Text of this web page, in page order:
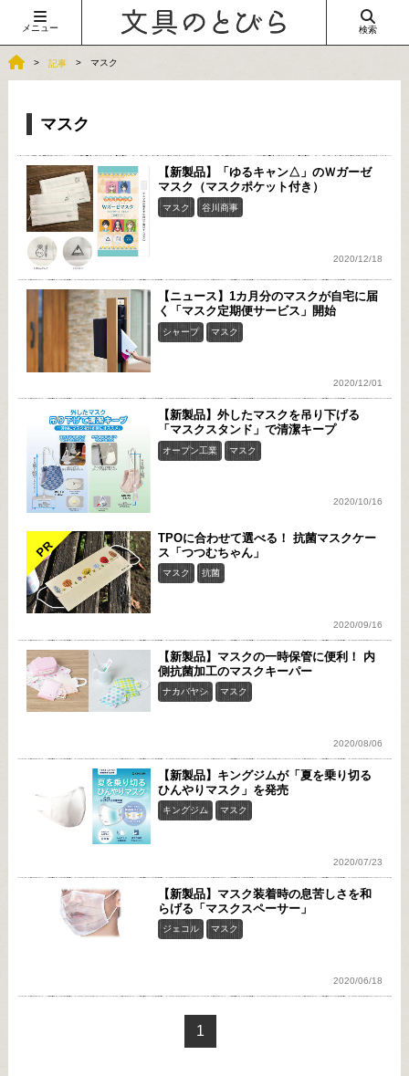
メニュー 検索
記事 マスク
マスク
【新製品】「ゆるキャン△」のＷガーゼ
マスク（マスクポケット付き）
マスク 谷川商事
2020/12/18
【ニュース】1カ月分のマスクが自宅に届
く「マスク定期便サービス」開始
シャープ マスク
2020/12/01
【新製品】外したマスクを吊り下げる
「マスクスタンド」で清潔キープ
オープン工業 マスク
2020/10/16
PR
TPOに合わせて選べる！ 抗菌マスクケー
ス「つつむちゃん」
マスク 抗菌
2020/09/16
【新製品】マスクの一時保管に便利！ 内
側抗菌加工のマスクキーパー
ナカバヤシ マスク
2020/08/06
【新製品】キングジムが「夏を乗り切る
ひんやりマスク」を発売
キングジム マスク
2020/07/23
【新製品】マスク装着時の息苦しさを和
らげる「マスクスペーサー」
ジェコル マスク
2020/06/18
1